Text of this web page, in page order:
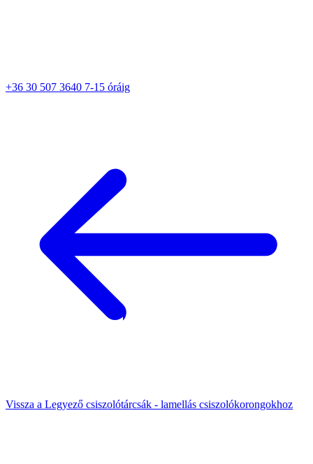
+36 30 507 3640 7-15 óráig
Vissza a Legyező csiszolótárcsák - lamellás csiszolókorongokhoz